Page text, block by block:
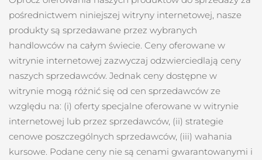
pośrednictwem niniejszej witryny internetowej, nasze
produkty są sprzedawane przez wybranych
handlowców na całym świecie. Ceny oferowane w
witrynie internetowej zazwyczaj odzwierciedlają ceny
naszych sprzedawców. Jednak ceny dostępne w
witrynie mogą różnić się od cen sprzedawców ze
względu na: (i) oferty specjalne oferowane w witrynie
internetowej lub przez sprzedawców, (ii) strategie
cenowe poszczególnych sprzedawców, (iii) wahania
kursowe. Podane ceny nie są cenami gwarantowanymi i
Tajwan
Oczekiwany czas dostawy
8/14/26
Tajlandia
Oczekiwany czas dostawy
8/13/26
Turcja
Oczekiwany czas dostawy
8/10/26
Zjednoczone Emiraty
Arabskie
Oczekiwany czas dostawy
8/10/26
Wielka Brytania
Oczekiwany czas dostawy
8/9/26